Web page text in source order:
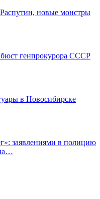
новые монстры
генпрокурора СССР
в Новосибирске
заявлениями в полицию